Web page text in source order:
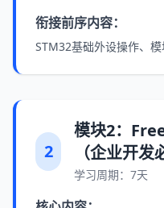
衔接前序内容：
STM32基础外设操作、
2
模块2：
（企业开发
学习周期：7天